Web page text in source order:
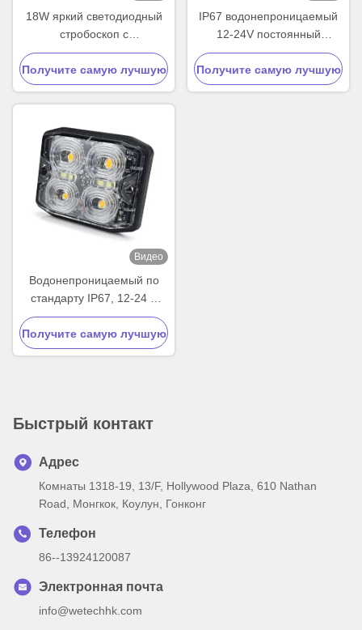
18W яркий светодиодный
стробоскоп с
водонепроницаемостью
IP67 и материалами линз
из поликарбоната для
грузовиков и аварийных
транспортных средств
Получите самую лучшую
цену
IP67 водонепроницаемый
12-24V постоянный
светодиодный фонарик для
грузовиков с
светодиодными чипами
Получите самую лучшую
Видео
Водонепроницаемый по
стандарту IP67, 12-24 В
постоянного тока, янтарно-
желтый мигающий
светодиодный стробоскоп
Получите самую лучшую
Быстрый контакт
Адрес
Комнаты 1318-19, 13/F, Hollywood Plaza, 610 Nathan
Road, Монгкок, Коулун, Гонконг
Телефон
86--13924120087
Электронная почта
info@wetechhk.com